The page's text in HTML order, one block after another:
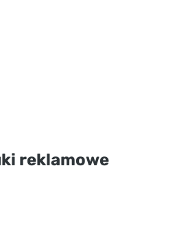
reklamowe